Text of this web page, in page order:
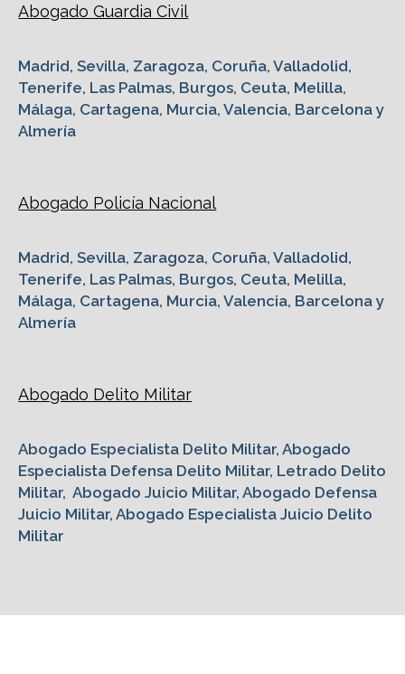
Abogado Guardia Civil
Madrid, Sevilla, Zaragoza, Coruña, Valladolid,
Tenerife, Las Palmas, Burgos, Ceuta, Melilla,
Málaga, Cartagena, Murcia, Valencia, Barcelona y
Almería
Abogado Policía Nacional
Madrid, Sevilla, Zaragoza, Coruña, Valladolid,
Tenerife, Las Palmas, Burgos, Ceuta, Melilla,
Málaga, Cartagena, Murcia, Valencia, Barcelona y
Almería
Abogado Delito Militar
Abogado Especialista Delito Militar, Abogado
Especialista Defensa Delito Militar, Letrado Delito
Militar, Abogado Juicio Militar, Abogado Defensa
Juicio Militar, Abogado Especialista Juicio Delito
Militar